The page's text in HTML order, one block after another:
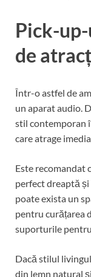
Pick-
de
Într-o astfel de
un aparat audio.
stil contemporan
care atrage
Este recomandat
perfect dreaptă
poate exista un
pentru curățarea
suporturile
Dacă stilul
din lemn natural